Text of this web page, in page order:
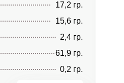
17,2 гр.
15,6 гр.
2,4 гр.
61,9 гр.
0,2 гр.